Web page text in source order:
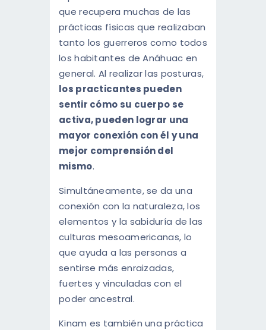
que recupera muchas de las
prácticas físicas que realizaban
tanto los guerreros como todos
los habitantes de Anáhuac en
general. Al realizar las posturas,
los practicantes pueden
sentir cómo su cuerpo se
activa, pueden lograr una
mayor conexión con él y una
mejor comprensión del
mismo.
Simultáneamente, se da una
conexión con la naturaleza, los
elementos y la sabiduría de las
culturas mesoamericanas, lo
que ayuda a las personas a
sentirse más enraizadas,
fuertes y vinculadas con el
poder ancestral.
Kinam es también una práctica